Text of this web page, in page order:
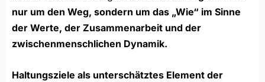
nur um den Weg, sondern um das „Wie“ im Sinne
der Werte, der Zusammenarbeit und der
zwischenmenschlichen Dynamik.
Haltungsziele als unterschätztes Element der